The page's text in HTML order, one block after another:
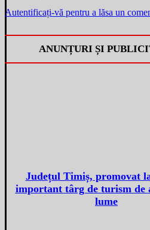
Autentificați-vă pentru a lăsa un
ANUNȚURI ȘI
Județul Timiș, promovat
important târg de turism de
lume